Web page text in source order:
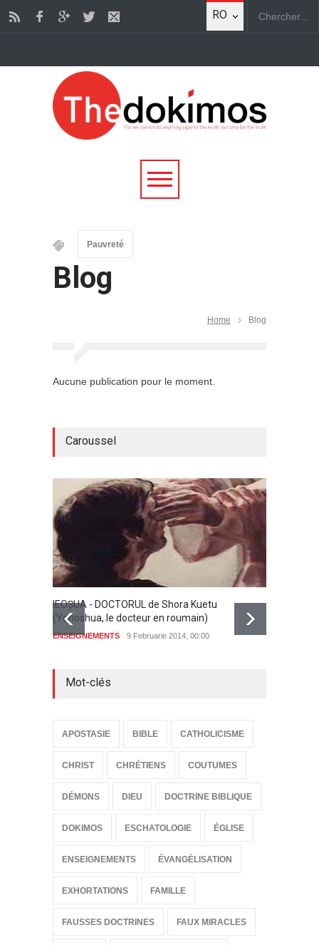
RO
Pauvreté
Blog
Home Blog
Aucune publication pour le moment.
Caroussel
IEOŞUA - DOCTORUL de Shora Kuetu
(Yehoshua, le docteur en roumain)
ENSEIGNEMENTS 9 Februarie 2014, 00:00
Mot-clés
APOSTASIE BIBLE CATHOLICISME
CHRIST CHRÉTIENS COUTUMES
DÉMONS DIEU DOCTRINE BIBLIQUE
DOKIMOS ESCHATOLOGIE ÉGLISE
ENSEIGNEMENTS ÉVANGÉLISATION
EXHORTATIONS FAMILLE
FAUSSES DOCTRINES FAUX MIRACLES